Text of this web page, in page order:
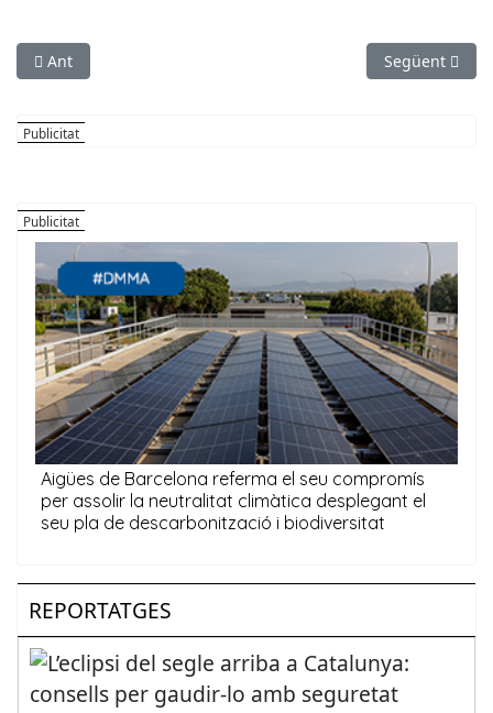
Article anterior: Acord de patrocini entre l’HC Sant Just i
Ant Article
Següent
REPORTATGES